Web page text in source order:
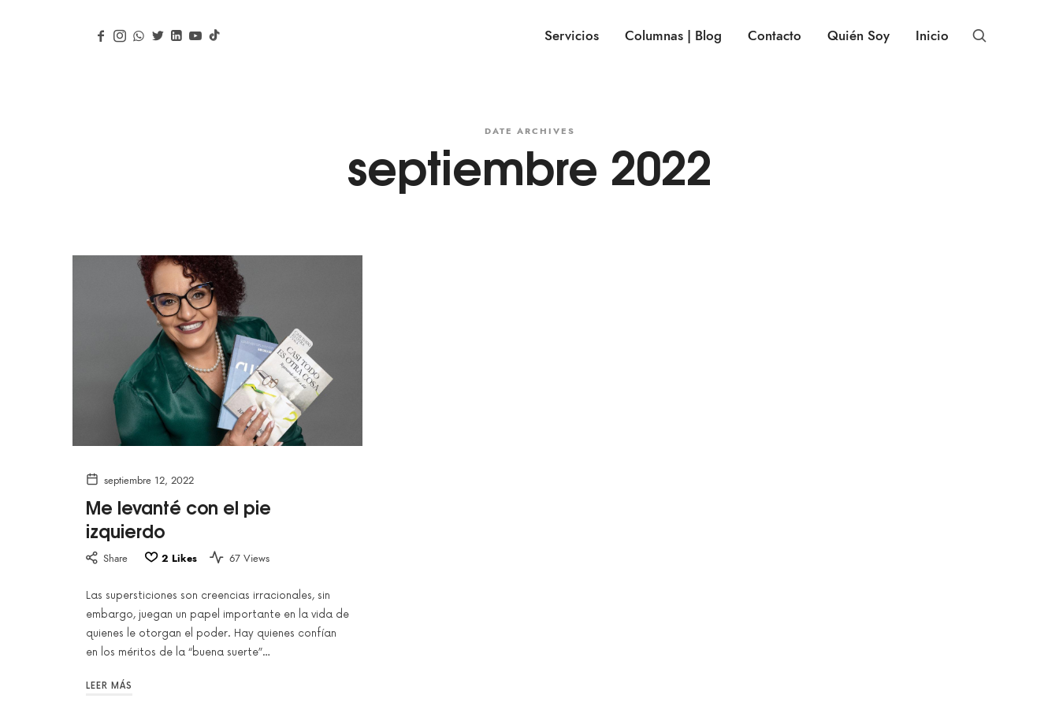
Jean Carla Saba
Conferencista, Escritora y Coach Ejecutiva y de Vida Servicios Columnas | Blog Contacto Quién Soy Inicio
DATE ARCHIVES
septiembre 2022
septiembre 12, 2022
Me levanté con el pie
izquierdo
Share 2 Likes 67 Views
Las supersticiones son creencias irracionales, sin
embargo, juegan un papel importante en la vida de
quienes le otorgan el poder. Hay quienes confían
en los méritos de la “buena suerte”…
LEER MÁS